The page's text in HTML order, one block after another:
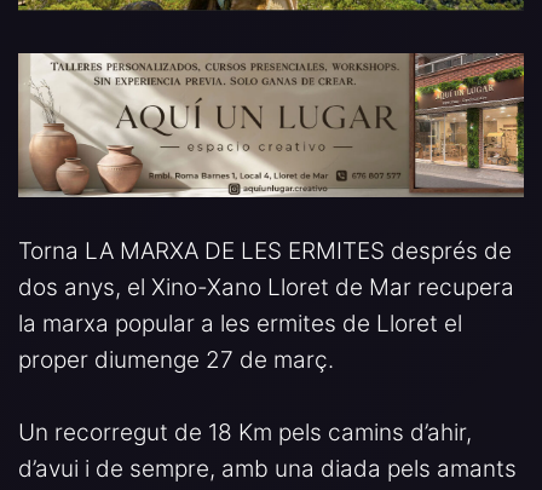
Torna LA MARXA DE LES ERMITES després de
dos anys, el Xino-Xano Lloret de Mar recupera
la marxa popular a les ermites de Lloret el
proper diumenge 27 de març.
Un recorregut de 18 Km pels camins d’ahir,
d’avui i de sempre, amb una diada pels amants